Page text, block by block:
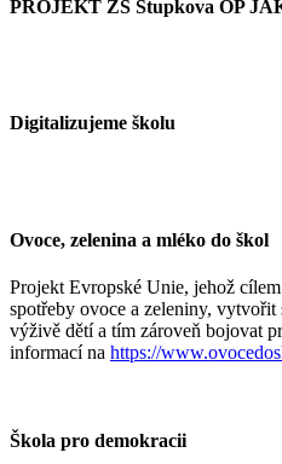
PROJEKT ZŠ Stupkova OP
Digitalizujeme školu
Ovoce, zelenina a mléko do škol
Projekt Evropské Unie, jehož
spotřeby ovoce a zeleniny,
výživě dětí a tím zároveň bojovat
informací na https://
Škola pro demokracii